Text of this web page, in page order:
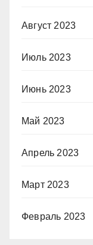
Август 2023
Июль 2023
Июнь 2023
Май 2023
Апрель 2023
Март 2023
Февраль 2023